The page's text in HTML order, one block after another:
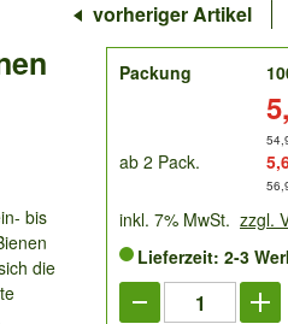
vorheriger Artikel
bis
die
order
Packung
ab 2 Pack.
inkl. 7% MwSt. zzgl.
Lieferzeit: 2-3